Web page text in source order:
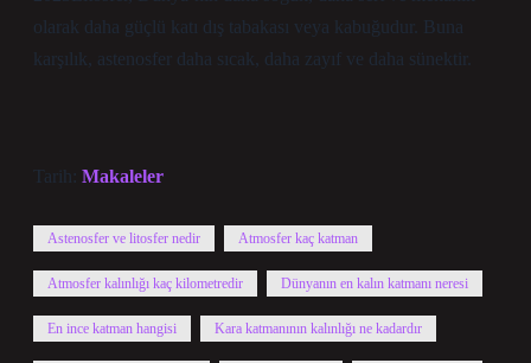
olarak daha güçlü katı dış tabakası veya kabuğudur. Buna
karşılık, astenosfer daha sıcak, daha zayıf ve daha sünektir.
Tarih: Makaleler
Astenosfer ve litosfer nedir Atmosfer kaç katman
Atmosfer kalınlığı kaç kilometredir Dünyanın en kalın katmanı neresi
En ince katman hangisi Kara katmanının kalınlığı ne kadardır